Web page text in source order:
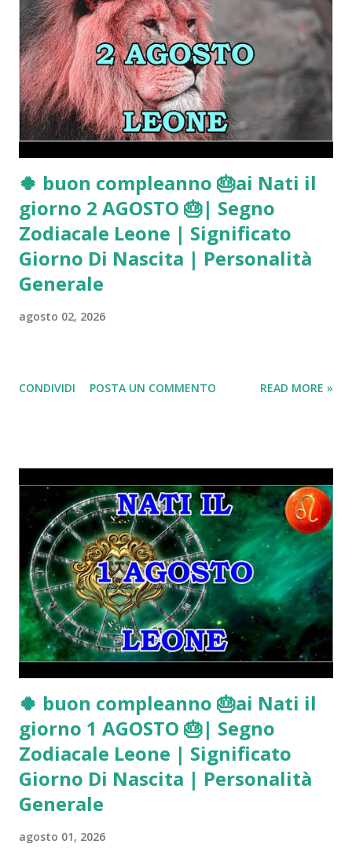
🍀 buon compleanno 🎂ai Nati il
giorno 2 AGOSTO 🎂| Segno
Zodiacale Leone | Significato
Giorno Di Nascita | Personalità
Generale
agosto 02, 2026
CONDIVIDI POSTA UN COMMENTO READ MORE »
🍀 buon compleanno 🎂ai Nati il
giorno 1 AGOSTO 🎂| Segno
Zodiacale Leone | Significato
Giorno Di Nascita | Personalità
Generale
agosto 01, 2026